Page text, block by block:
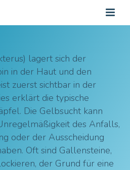
lagert sich der
in der Haut und den
zuerst sichtbar in der
erklärt die typische
Die Gelbsucht kann
des Anfalls,
oder der Ausscheidung
Oft sind Gallensteine,
der Grund für eine